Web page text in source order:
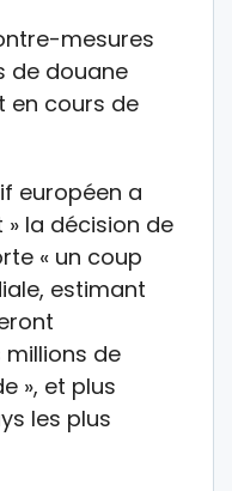
mesures
de douane
en cours de
européen a
la décision de
« un coup
estimant
millions de
», et plus
les plus